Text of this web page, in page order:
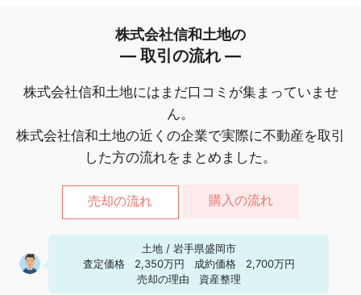
株式会社信和土地の
― 取引の流れ ―
株式会社信和土地にはまだ口コミが集まっていませ
ん。
株式会社信和土地の近くの企業で実際に不動産を取引
した方の流れをまとめました。
売却の流れ 購入の流れ
土地 / 岩手県盛岡市
査定価格
2,350万円 成約価格
2,700万円
売却の理由
資産整理